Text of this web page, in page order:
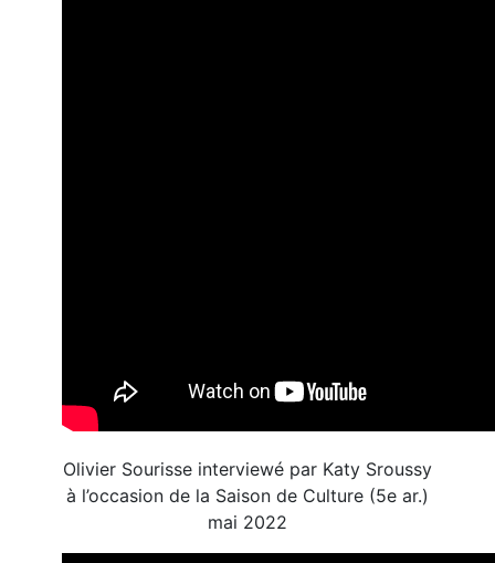
Olivier Sourisse interviewé par Katy Sroussy
à l’occasion de la Saison de Culture (5e ar.)
mai 2022